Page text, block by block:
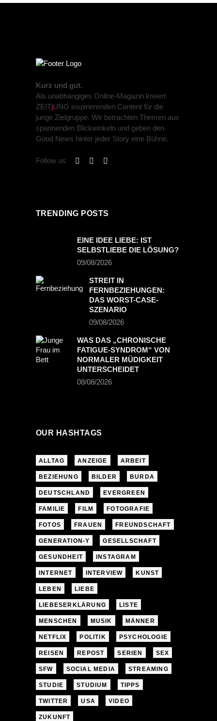
Kurz und gut.
Als unabhängiges Online-Magazin kreiert
ZEITjUNG inspirierenden Content für die
junge Zielgruppe. Wir betrachten Themen aus
spannenden Blickwinkeln und geben den
Good News hinter jeder Story eine Bühne.
Follow us
TRENDING POSTS
EINE IDEE LIEBE: IST
SELBSTLIEBE DIE LÖSUNG?
09/08/2026
STREIT IN
FERNBEZIEHUNGEN:
DAS WORST-CASE-
SZENARIO
09/08/2026
WAS DAS „CHRONISCHE
FATIGUE-SYNDROM“ VON
NORMALER MÜDIGKEIT
UNTERSCHEIDET
08/08/2026
OUR HASHTAGS
ALLTAG ANZEIGE ARBEIT
BEZIEHUNG BILDER BURDA
DEUTSCHLAND EVERGREEN
FAMILIE FILM FOTOGRAFIE
FOTOS FRAUEN FREUNDSCHAFT
GENERATION-Y GESELLSCHAFT
GESUNDHEIT INSTAGRAM
INTERNET INTERVIEW KUNST
LEBEN LIEBE
LIEBESERKLÄRUNG LISTE
MENSCHEN MUSIK MÄNNER
NETFLIX POLITIK PSYCHOLOGIE
REISEN REPOST SERIEN SEX
SFW SOCIAL MEDIA STREAMING
STUDIE STUDIUM TIPPS
TWITTER USA VIDEO
ZUKUNFT